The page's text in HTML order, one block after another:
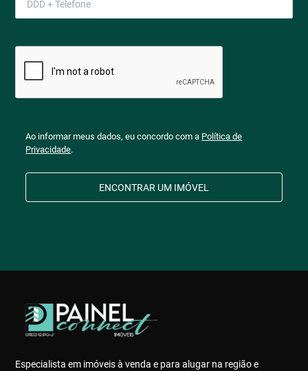
Ao informar meus dados, eu concordo com a Política de
Privacidade.
ENCONTRAR UM IMÓVEL
Especialista em imóveis à venda e para alugar na região e